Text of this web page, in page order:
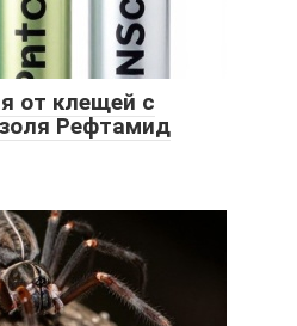
от клещей с
Рефтамид